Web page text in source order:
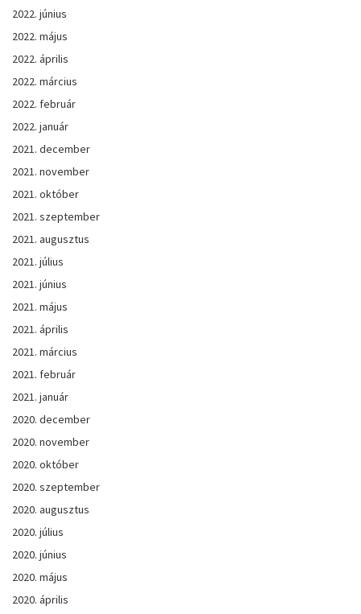
2022. június
2022. május
2022. április
2022. március
2022. február
2022. január
2021. december
2021. november
2021. október
2021. szeptember
2021. augusztus
2021. július
2021. június
2021. május
2021. április
2021. március
2021. február
2021. január
2020. december
2020. november
2020. október
2020. szeptember
2020. augusztus
2020. július
2020. június
2020. május
2020. április